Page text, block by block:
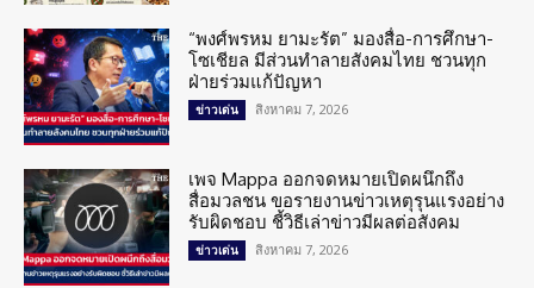
“พงศ์พรหม ยามะรัต” มองสื่อ-การศึกษา-
โซเชียล มีส่วนทำลายสังคมไทย ชวนทุก
ฝ่ายร่วมแก้ปัญหา
ข่าวเด่น สิงหาคม 7, 2026
เพจ Mappa ออกจดหมายเปิดผนึกถึง
สื่อมวลชน ขอรายงานข่าวเหตุรุนแรงอย่าง
รับผิดชอบ ชี้วิธีเล่าข่าวมีผลต่อสังคม
ข่าวเด่น สิงหาคม 7, 2026